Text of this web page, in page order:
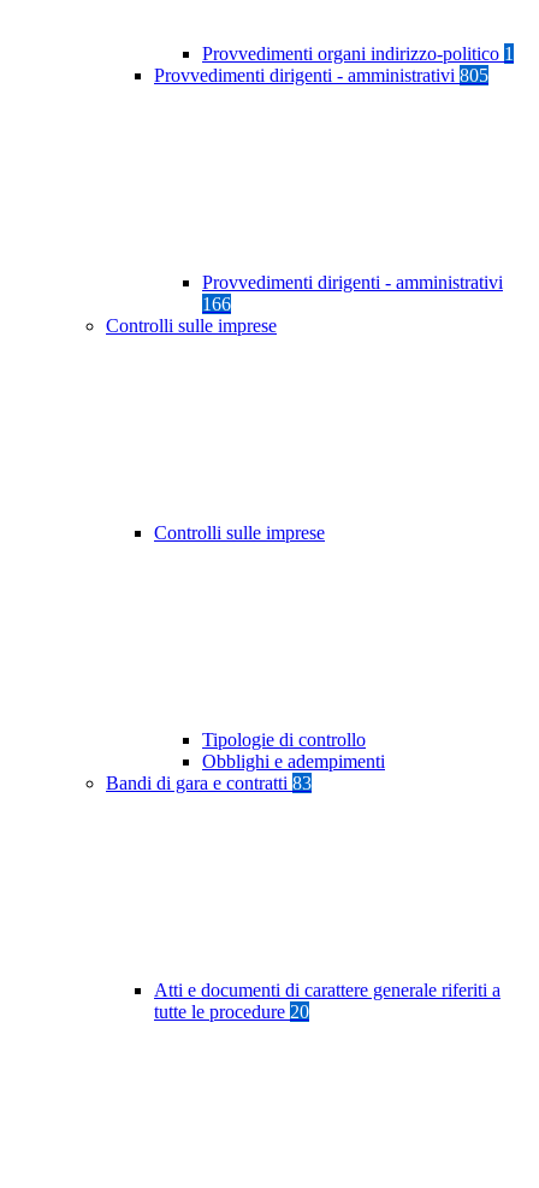
Provvedimenti organi indirizzo-politico 1
Provvedimenti dirigenti - amministrativi 805
Provvedimenti dirigenti - amministrativi
166
Controlli sulle imprese
Controlli sulle imprese
Tipologie di controllo
Obblighi e adempimenti
Bandi di gara e contratti 83
Atti e documenti di carattere generale riferiti a
tutte le procedure 20